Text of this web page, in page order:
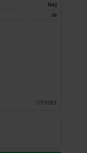
Nej
Ja
1079093